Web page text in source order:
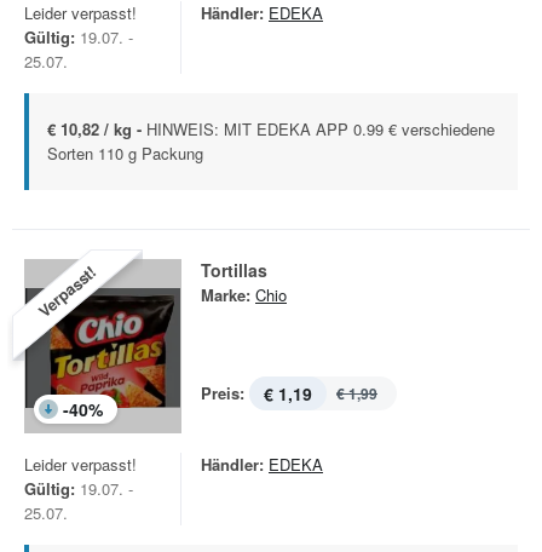
Leider verpasst!
Gültig: 19.07. -
25.07.
Händler: EDEKA
€ 10,82 / kg - HINWEIS: MIT EDEKA APP 0.99 € verschiedene
Sorten 110 g Packung
Verpasst!
-40%
Tortillas
Marke: Chio
Preis: € 1,19 € 1,99
Leider verpasst!
Gültig: 19.07. -
25.07.
Händler: EDEKA